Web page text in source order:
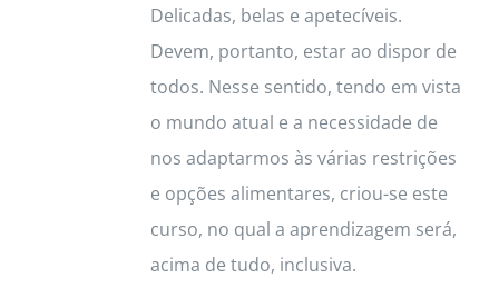
Delicadas, belas e apetecíveis.
Devem, portanto, estar ao dispor de
todos. Nesse sentido, tendo em vista
o mundo atual e a necessidade de
nos adaptarmos às várias restrições
e opções alimentares, criou-se este
curso, no qual a aprendizagem será,
acima de tudo, inclusiva.